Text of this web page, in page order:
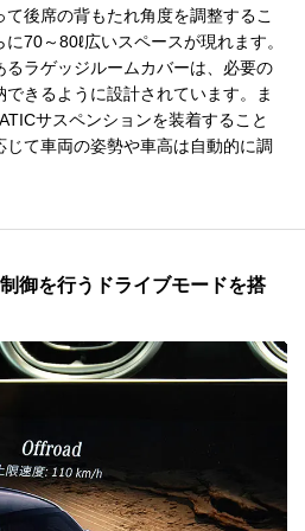
後席の背もたれ角度を調整するこ
70～80ℓ広いスペースが現れます。
ラゲッジルームカバーは、必要の
きるように設計されています。ま
サスペンションを装着すること
て車両の姿勢や車高は自動的に調
御を行うドライブモードを搭